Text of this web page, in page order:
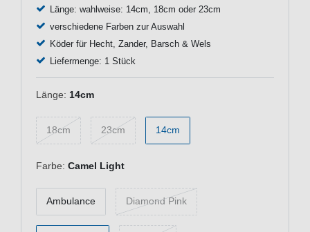
Länge: wahlweise: 14cm, 18cm oder 23cm
verschiedene Farben zur Auswahl
Köder für Hecht, Zander, Barsch & Wels
Liefermenge: 1 Stück
Länge: 14cm
18cm 23cm 14cm
Farbe: Camel Light
Ambulance Diamond Pink